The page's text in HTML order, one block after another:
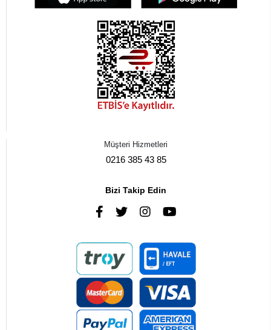
Müşteri Hizmetleri
0216 385 43 85
Bizi Takip Edin